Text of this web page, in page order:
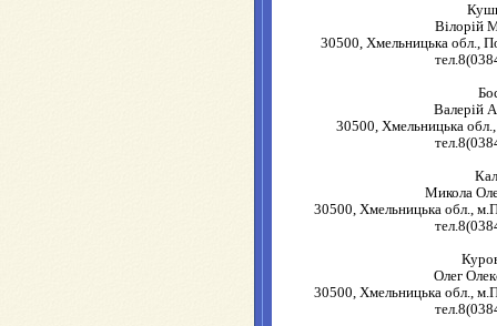
Вілорій
30500, Хмельницька обл.,
Валерій
30500, Хмельницька
Микола
30500, Хмельницька обл.,
Олег
30500, Хмельницька обл.,